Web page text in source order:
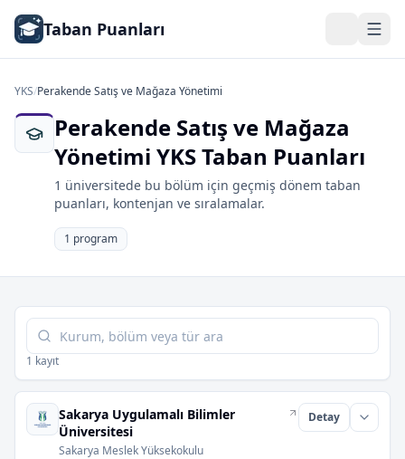
Taban Puanları
YKS/Perakende Satış ve Mağaza Yönetimi
Perakende Satış ve Mağaza
Yönetimi YKS Taban Puanları
1 üniversitede bu bölüm için geçmiş dönem taban
puanları, kontenjan ve sıralamalar.
1 program
Tabloda ara
1 kayıt
Sakarya Uygulamalı Bilimler
Üniversitesi
Sakarya Meslek Yüksekokulu
Detay